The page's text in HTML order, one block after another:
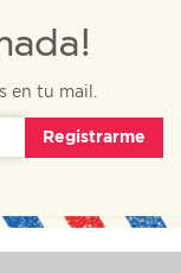
en tu mail.
Registrarme